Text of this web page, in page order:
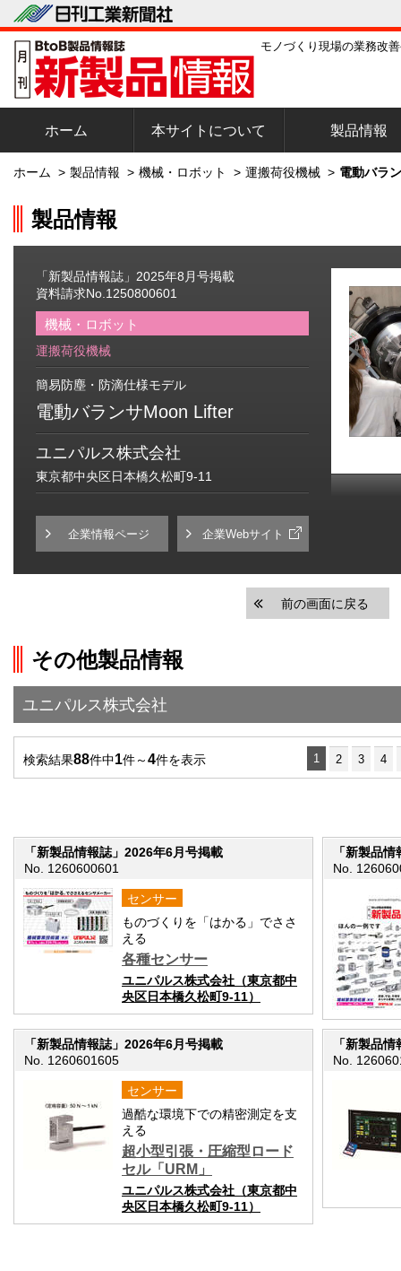
モノづくり現場の業務改
ホーム 本サイトについて 製品情報
ホーム > 製品情報 > 機械・ロボット > 運搬荷役機械 > 電動バラ
製品情報
「新製品情報誌」2025年8月号掲載
資料請求No.1250800601
機械・ロボット
運搬荷役機械
簡易防塵・防滴仕様モデル
電動バランサMoon Lifter
ユニパルス株式会社
東京都中央区日本橋久松町9-11
企業情報ページ 企業Webサイト
前の画面に戻る
その他製品情報
ユニパルス株式会社
検索結果88件中1件～4件を表示 1 2 3 4
「新製品情報誌」2026年6月号掲載
No. 1260600601
センサー
ものづくりを「はかる」でささ
える
各種センサー
ユニパルス株式会社（東京都中
央区日本橋久松町9-11）
「新製品
No.
「新製品情報誌」2026年6月号掲載
No. 1260601605
センサー
過酷な環境下での精密測定を支
える
超小型引張・圧縮型ロード
セル「URM」
ユニパルス株式会社（東京都中
央区日本橋久松町9-11）
「新製品
No.